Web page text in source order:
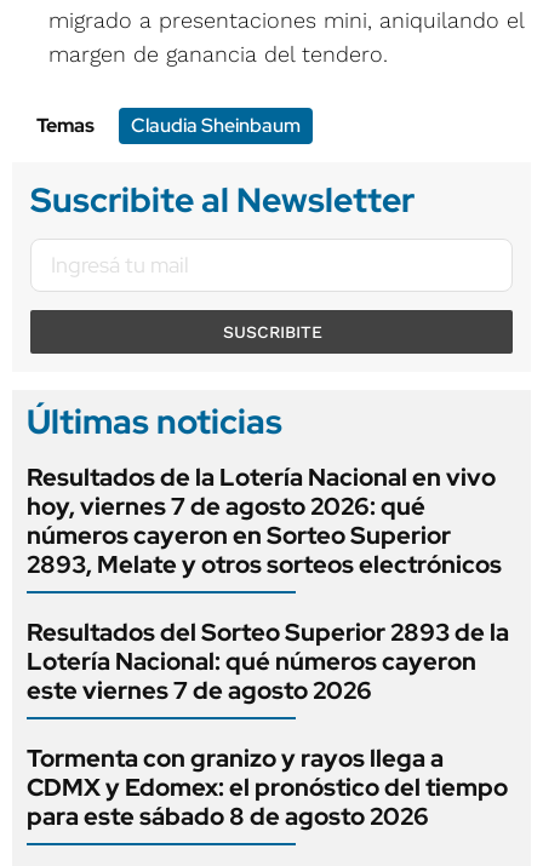
migrado a presentaciones mini, aniquilando el
margen de ganancia del tendero.
Temas Claudia Sheinbaum
Suscribite al Newsletter
SUSCRIBITE
Últimas noticias
Resultados de la Lotería Nacional en vivo
hoy, viernes 7 de agosto 2026: qué
números cayeron en Sorteo Superior
2893, Melate y otros sorteos electrónicos
Resultados del Sorteo Superior 2893 de la
Lotería Nacional: qué números cayeron
este viernes 7 de agosto 2026
Tormenta con granizo y rayos llega a
CDMX y Edomex: el pronóstico del tiempo
para este sábado 8 de agosto 2026